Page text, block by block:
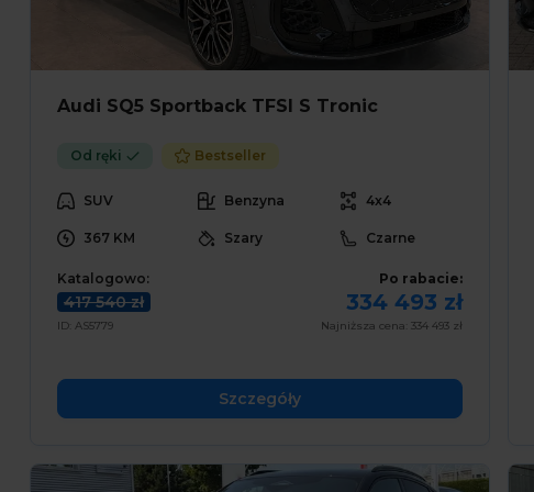
Audi SQ5 Sportback TFSI S Tronic
Od ręki Bestseller
SUV Benzyna 4x4
367 KM Szary Czarne
Katalogowo:
417 540 zł
Po rabacie:
334 493 zł
ID: AS5779 Najniższa cena: 334 493 zł
Szczegóły